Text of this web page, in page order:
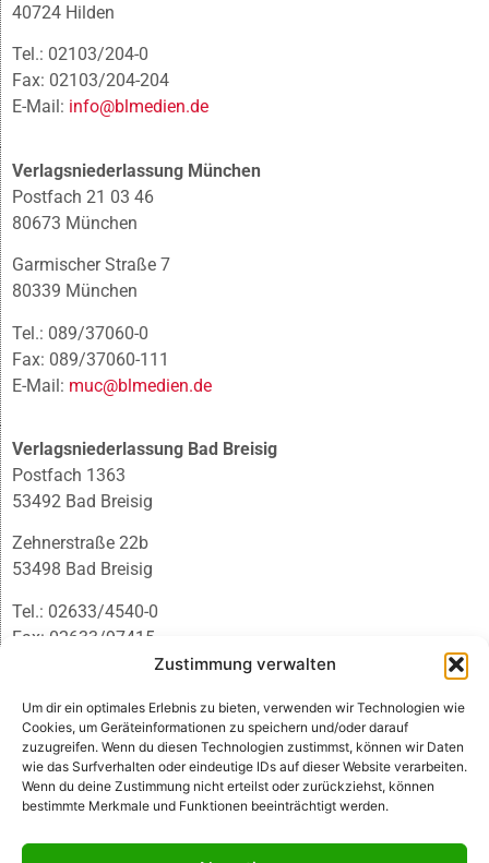
Zustimmung verwalten
Um dir ein optimales Erlebnis zu bieten, verwenden wir Technologien wie
Cookies, um Geräteinformationen zu speichern und/oder darauf
zuzugreifen. Wenn du diesen Technologien zustimmst, können wir Daten
wie das Surfverhalten oder eindeutige IDs auf dieser Website verarbeiten.
Wenn du deine Zustimmung nicht erteilst oder zurückziehst, können
bestimmte Merkmale und Funktionen beeinträchtigt werden.
40724 Hilden
Tel.: 02103/204-0
Fax: 02103/204-204
E-Mail: info@blmedien.de
Verlagsniederlassung München
Postfach 21 03 46
80673 München
Garmischer Straße 7
80339 München
Tel.: 089/37060-0
Fax: 089/37060-111
E-Mail: muc@blmedien.de
Verlagsniederlassung Bad Breisig
Postfach 1363
53492 Bad Breisig
Zehnerstraße 22b
53498 Bad Breisig
Tel.: 02633/4540-0
Fax: 02633/97415
infobb@blmedien.de